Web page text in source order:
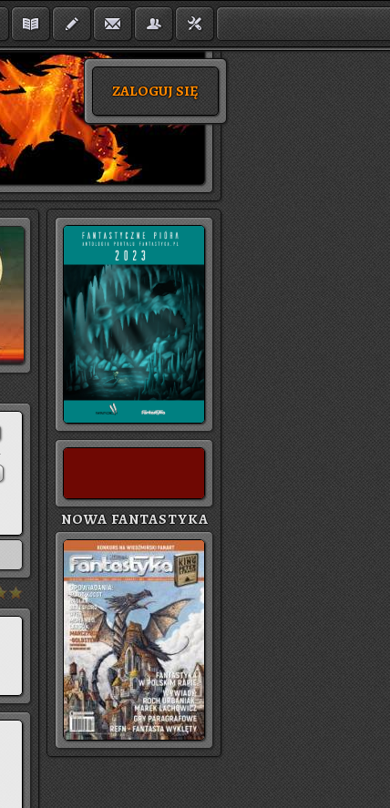
ZALOGUJ SIĘ
NOWA FANTASTYKA